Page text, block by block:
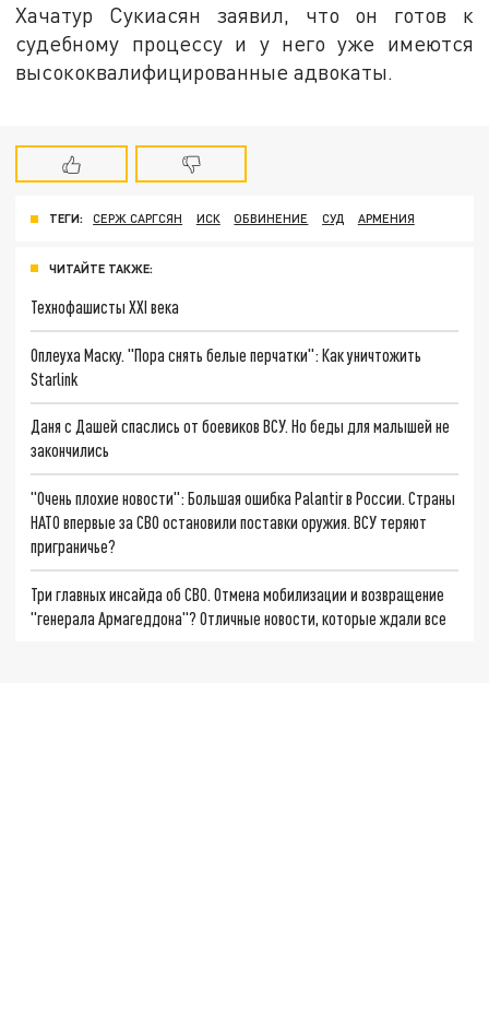
Хачатур Сукиасян заявил, что он готов к
судебному процессу и у него уже имеются
высококвалифицированные адвокаты.
ТЕГИ: СЕРЖ САРГСЯН ИСК ОБВИНЕНИЕ СУД АРМЕНИЯ
ЧИТАЙТЕ ТАКЖЕ:
Технофашисты XXI века
Оплеуха Маску. "Пора снять белые перчатки": Как уничтожить
Starlink
Даня с Дашей спаслись от боевиков ВСУ. Но беды для малышей не
закончились
"Очень плохие новости": Большая ошибка Palantir в России. Страны
НАТО впервые за СВО остановили поставки оружия. ВСУ теряют
приграничье?
Три главных инсайда об СВО. Отмена мобилизации и возвращение
"генерала Армагеддона"? Отличные новости, которые ждали все